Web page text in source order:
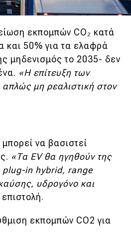
εκπομπών CO₂ κατά
και 50% για τα ελαφρά
μηδενισμός το 2035- δεν
«Η επίτευξη των
μη ρεαλιστική στον
να βασιστεί
«Τα EV θα ηγηθούν της
plug-in hybrid, range
υδρογόνο και
εκπομπών CO2 για